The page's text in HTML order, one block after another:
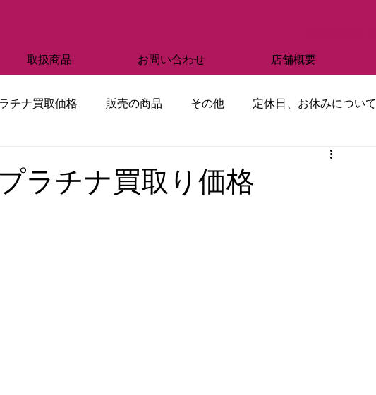
取扱商品 お問い合わせ 店舗概要
チナ買取価格 販売の商品 その他 定休日、お休みについて
ラチナ買取り価格